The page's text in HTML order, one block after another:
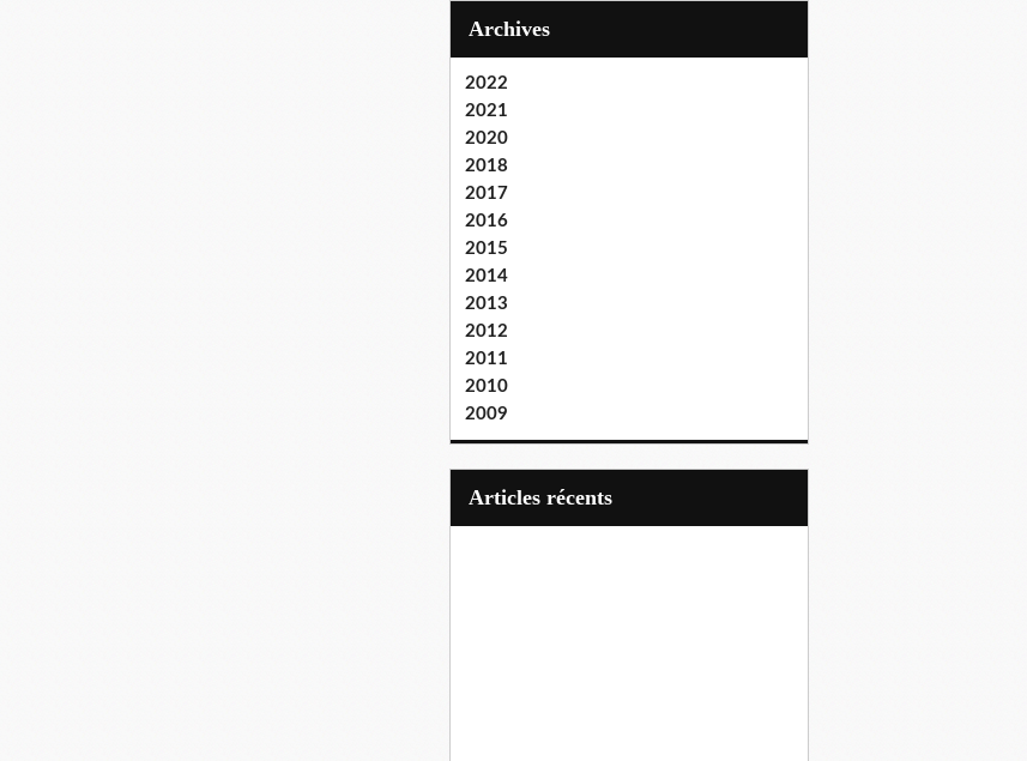
Archives
2022
2021
2020
2018
2017
2016
2015
2014
2013
2012
2011
2010
2009
articles récents